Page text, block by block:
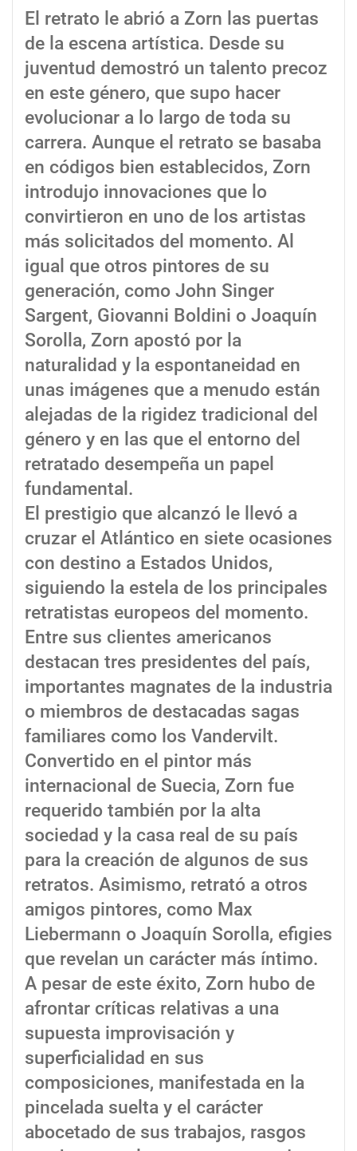
El retrato le abrió a Zorn las puertas
de la escena artística. Desde su
juventud demostró un talento precoz
en este género, que supo hacer
evolucionar a lo largo de toda su
carrera. Aunque el retrato se basaba
en códigos bien establecidos, Zorn
introdujo innovaciones que lo
convirtieron en uno de los artistas
más solicitados del momento. Al
igual que otros pintores de su
generación, como John Singer
Sargent, Giovanni Boldini o Joaquín
Sorolla, Zorn apostó por la
naturalidad y la espontaneidad en
unas imágenes que a menudo están
alejadas de la rigidez tradicional del
género y en las que el entorno del
retratado desempeña un papel
fundamental.
El prestigio que alcanzó le llevó a
cruzar el Atlántico en siete ocasiones
con destino a Estados Unidos,
siguiendo la estela de los principales
retratistas europeos del momento.
Entre sus clientes americanos
destacan tres presidentes del país,
importantes magnates de la industria
o miembros de destacadas sagas
familiares como los Vandervilt.
Convertido en el pintor más
internacional de Suecia, Zorn fue
requerido también por la alta
sociedad y la casa real de su país
para la creación de algunos de sus
retratos. Asimismo, retrató a otros
amigos pintores, como Max
Liebermann o Joaquín Sorolla, efigies
que revelan un carácter más íntimo.
A pesar de este éxito, Zorn hubo de
afrontar críticas relativas a una
supuesta improvisación y
superficialidad en sus
composiciones, manifestada en la
pincelada suelta y el carácter
abocetado de sus trabajos, rasgos